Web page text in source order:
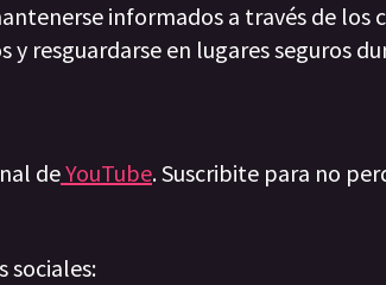
informados a través de los
y resguardarse en lugares seguros
deYouTube. Suscribite para no
sociales: